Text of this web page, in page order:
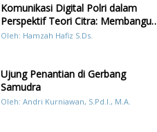
Komunikasi Digital Polri dalam
Perspektif Teori Citra: Membangun
Kepercayaan Publik Melalui Konten
Oleh: Hamzah Hafiz S.Ds.
Ujung Penantian di Gerbang
Samudra
Oleh: Andri Kurniawan, S.Pd.I., M.A.